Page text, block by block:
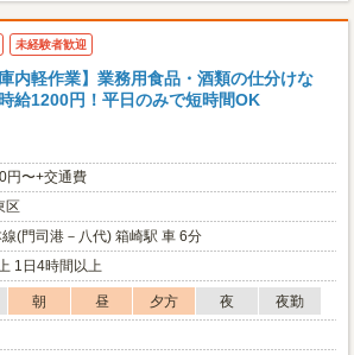
未経験者歓迎
庫内軽作業】業務用食品・酒類の仕分けな
給1200円！平日のみで短時間OK
円〜+交通費
区
(門司港－八代) 箱崎駅 車 6分
1日4時間以上
朝 昼 夕方 夜
夜勤